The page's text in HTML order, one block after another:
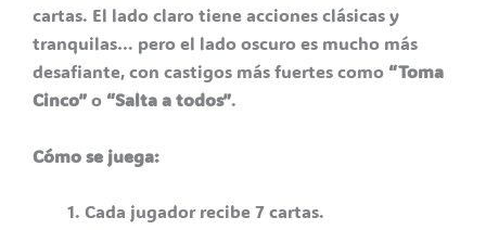
cartas. El lado claro tiene acciones clásicas y
tranquilas… pero el lado oscuro es mucho más
desafiante, con castigos más fuertes como “Toma
Cinco”o “Salta a todos”.
Cómo se juega:
Cada jugador recibe 7 cartas.